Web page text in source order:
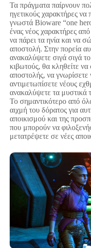
Τα πράγματα παίρνουν
ηγετικούς χαρακτήρες να
γνωστά Bioware “one
ένας νέος χαρακτήρες
να πάρει τα ηνία και να
αποστολή. Στην πορεία
ανακαλύψετε σιγά σιγά
κιβωτούς, θα κληθείτε
αποστολής, να γνωρίσετε
αντιμετωπίσετε νέους
ανακαλύψετε τα μυστικά
Το σημαντικότερο από
αιχμή του δόρατος για
αποικισμού και της
που μπορούν να
μετατρέψετε σε νέες